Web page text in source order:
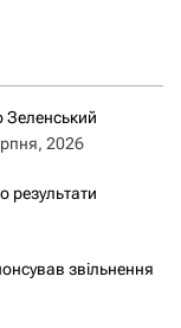
Зеленський
2026
результати
звільнення